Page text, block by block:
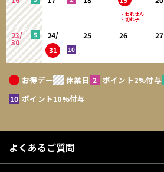
23/
30
24/
31
25 26 27
お得デー 休業日 ポイント2%付与
ポイント10%付与
よくあるご質問